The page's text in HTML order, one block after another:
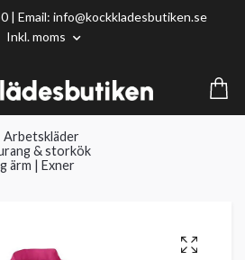
| Email: info@kockkladesbutiken.se
Inkl. moms
Arbetskläder
& storkök
ärm | Exner